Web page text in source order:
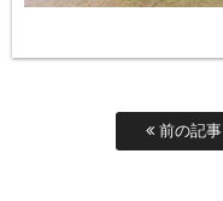
前の記事